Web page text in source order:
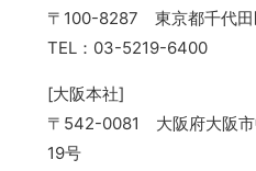
〒100-8287 東京都千代田
TEL：03-5219-6400
[大阪本社]
〒542-0081 大阪府大阪市
19号